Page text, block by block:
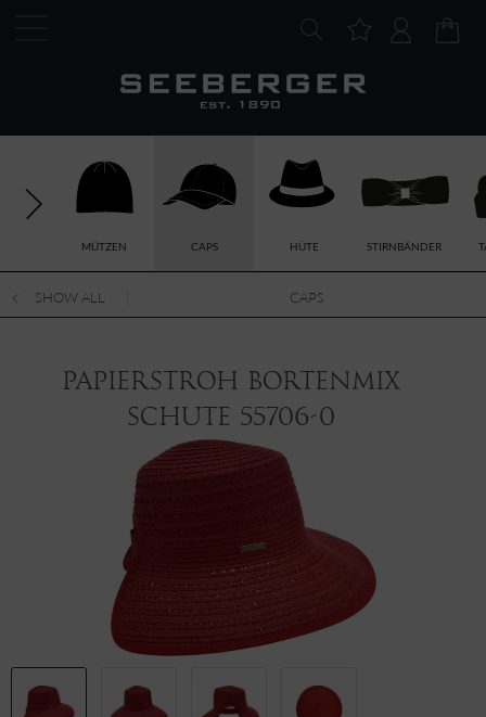
MÜTZEN CAPS HÜTE STIRNBÄNDER
SHOW ALL CAPS
Papierstroh Bortenmix
Schute 55706-0